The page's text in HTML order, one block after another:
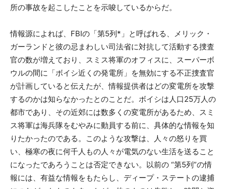
所の事故を起こしたことを示唆しているからだ。
情報源によれば、FBIの「第5列*」と呼ばれる、メリック・
ガーランドと彼の忌まわしい司法省に対抗して活動する捜査
官の数が増えており、スミス将軍のオフィスに、スーパーボ
ウルの間に「ボイシ近くの発電所」を無効にする不正捜査官
が計画していると伝えたが、情報提供者はどの変電所を攻撃
するのかは知らなかったとのことだ。ボイシは人口25万人の
都市であり、その近郊には数多くの変電所があるため、スミ
ス将軍は海兵隊をむやみに動員する前に、具体的な情報を知
りたかったのである。このような攻撃は、人々の怒りを買
い、極寒の夜に何千人もの人々が電気のない生活を送ること
になったであろうことは否定できない。以前の “第5列”の情
報には、有益な情報をもたらし、ディープ・ステートの逮捕